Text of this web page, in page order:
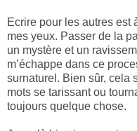
Ecrire pour les autres est
mes yeux. Passer de la
un mystère et un
m’échappe dans ce
surnaturel. Bien sûr, cela
mots se tarissant ou
toujours quelque chose.